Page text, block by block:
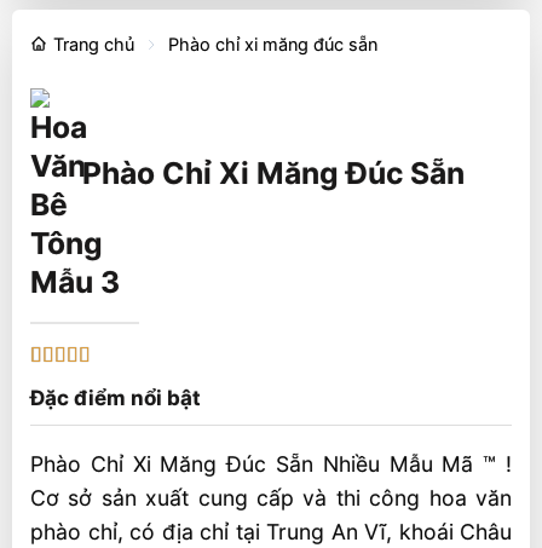
Trang chủ Phào chỉ xi măng đúc sẵn
Phào Chỉ Xi Măng Đúc Sẵn
Mẫu 3
trên 5 dựa
trênđánh
giá
Đặc điểm nổi bật
Phào Chỉ Xi Măng Đúc Sẵn Nhiều Mẫu Mã ™ !
Cơ sở sản xuất cung cấp và thi công hoa văn
phào chỉ, có địa chỉ tại Trung An Vĩ, khoái Châu